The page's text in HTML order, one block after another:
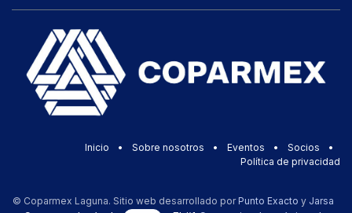
Inicio • Sobre nosotros • Eventos • Socios
•
Política de privacidad
© Coparmex Laguna. Sitio web desarrollado por Punto Exacto y Jarsa